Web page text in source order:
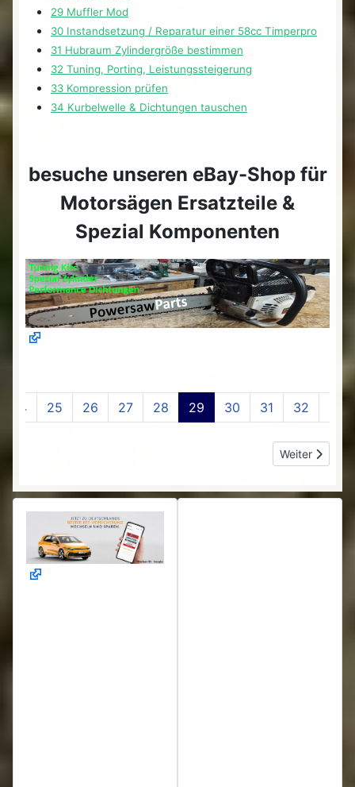
29 Muffler Mod
30 Instandsetzung / Reparatur einer 58cc Timperpro
31 Hubraum Zylindergröße bestimmen
32 Tuning, Porting, Leistungssteigerung
33 Kompression prüfen
34 Kurbelwelle & Dichtungen tauschen
besuche unseren eBay-Shop für
Motorsägen Ersatzteile &
Spezial Komponenten
24 25 26 27 28 29 30 31 32
Nächster
Weiter